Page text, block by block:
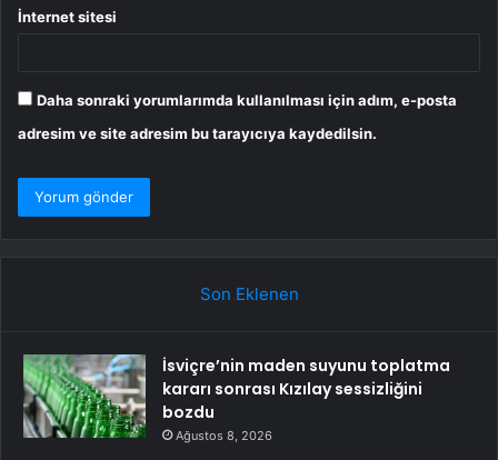
İnternet sitesi
Daha sonraki yorumlarımda kullanılması için adım, e-posta
adresim ve site adresim bu tarayıcıya kaydedilsin.
Son Eklenen
İsviçre’nin maden suyunu toplatma
kararı sonrası Kızılay sessizliğini
bozdu
Ağustos 8, 2026